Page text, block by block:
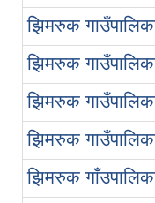
झिमरुक
झिमरुक
झिमरुक
झिमरुक
झिमरुक